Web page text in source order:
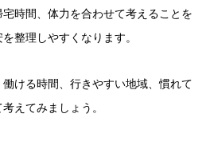
時間、体力を合わせて考えることを
整理しやすくなります。
ける時間、行きやすい地域、慣れて
えてみましょう。